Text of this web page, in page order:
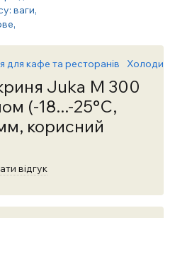
для кафе та ресторанів
Juka M 300
(-18...-25°С,
корисний
відгук